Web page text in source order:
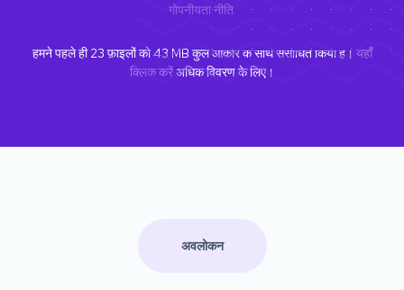
गोपनीयता नीति.
हमने पहले ही23 फ़ाइलों को43 MB कुल आकार के साथ संसाधित किया है। यहाँ
क्लिक करेंअधिक विवरण के लिए।
अवलोकन